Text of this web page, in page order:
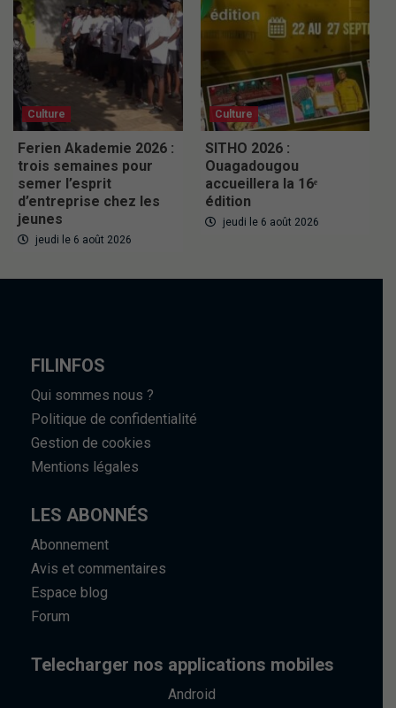
Culture
Ferien Akademie 2026 :
trois semaines pour
semer l’esprit
d’entreprise chez les
jeunes
jeudi le 6 août 2026
Culture
SITHO 2026 :
Ouagadougou
accueillera la 16ᵉ
édition
jeudi le 6 août 2026
FILINFOS
Qui sommes nous ?
Politique de confidentialité
Gestion de cookies
Mentions légales
LES ABONNÉS
Abonnement
Avis et commentaires
Espace blog
Forum
Telecharger nos applications mobiles
Android